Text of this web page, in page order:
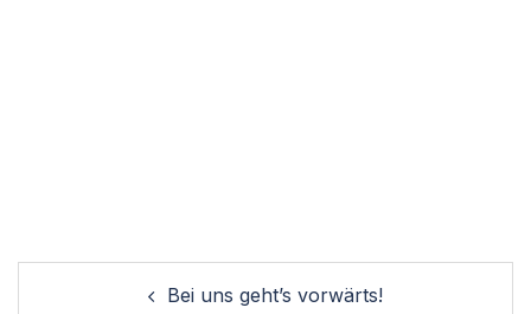
Bei uns geht’s vorwärts!